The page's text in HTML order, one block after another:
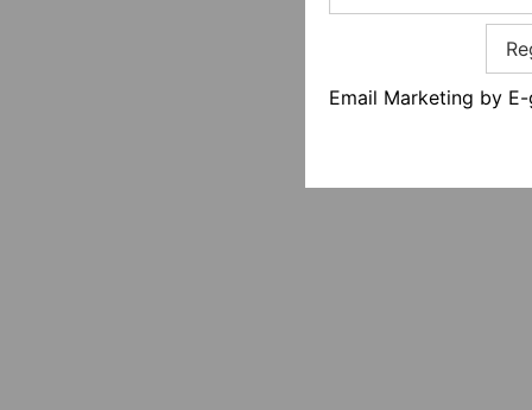
Email Marketing by